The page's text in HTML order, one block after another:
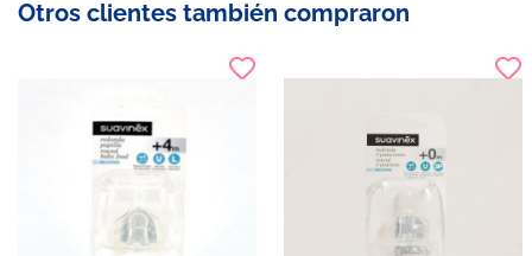
Otros clientes también compraron